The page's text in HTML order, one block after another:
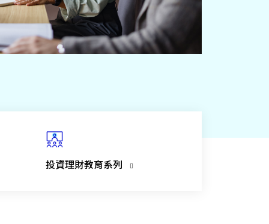
投資理財教育系列